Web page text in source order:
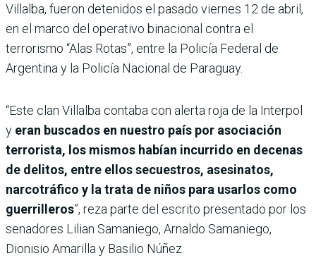
Villalba, fueron detenidos el pasado viernes 12 de abril,
en el marco del operativo binacional contra el
terrorismo “Alas Rotas”, entre la Policía Federal de
Argentina y la Policía Nacional de Paraguay.
“Este clan Villalba contaba con alerta roja de la Interpol
y eran buscados en nuestro país por asociación
terrorista, los mismos habían incurrido en decenas
de delitos, entre ellos secuestros, asesinatos,
narcotráfico y la trata de niños para usarlos como
guerrilleros”, reza parte del escrito presentado por los
senadores Lilian Samaniego, Arnaldo Samaniego,
Dionisio Amarilla y Basilio Núñez.